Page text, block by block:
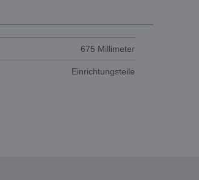
675 Millimeter
Einrichtungsteile